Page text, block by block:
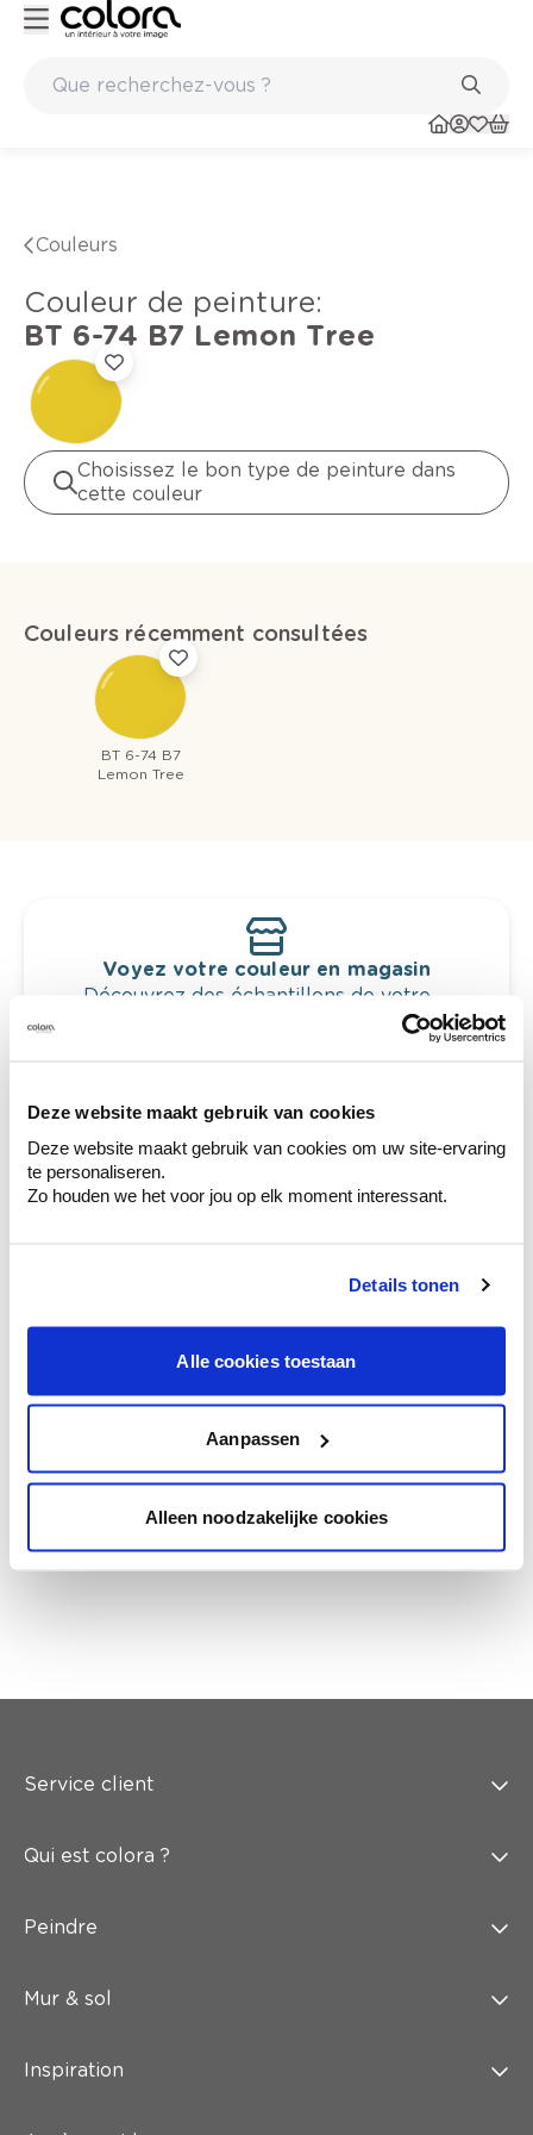
Deze website maakt gebruik van cookies
Deze website maakt gebruik van cookies om uw site-ervaring
te personaliseren.
Zo houden we het voor jou op elk moment interessant.
Details tonen
Alle cookies toestaan
Aanpassen
Alleen noodzakelijke cookies
Couleurs
Couleur de peinture:
BT 6-74 B7 Lemon Tree
Choisissez le bon type de peinture dans
cette couleur
Couleurs récemment consultées
BT 6-74 B7
Lemon Tree
Voyez votre couleur en magasin
Découvrez des échantillons de votre
Obtenez des conseils personnalisés sur la
combinaison de couleurs.
Conseil couleur à domicile
l'éclairage et de votre mobilier.
Obtenez un contrôle technologique de vos
murs.
Service client
Qui est colora ?
Peindre
Mur & sol
Inspiration